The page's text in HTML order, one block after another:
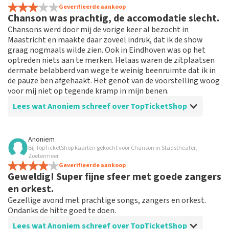
tickets hebt aangeschaft bij TopTicketShop. Reviews met
grof taalgebruik en/of onwaarheden worden niet geplaatst.
Het kan enkele weken duren voordat een review wordt
geplaatst.
Geverifieerde aankoop
Chanson was prachtig, de accomodatie slecht.
Chansons werd door mij de vorige keer al bezocht in
Maastricht en maakte daar zoveel indruk, dat ik de show
graag nogmaals wilde zien. Ook in Eindhoven was op het
optreden niets aan te merken. Helaas waren de zitplaatsen
dermate belabberd van wege te weinig beenruimte dat ik in
de pauze ben afgehaakt. Het genot van de voorstelling woog
voor mij niet op tegende kramp in mijn benen.
Lees wat Anoniem schreef over TopTicketShop
Beoordeling van Anoniem over
Reservering verliep prima.
Prima ervaring met TopTicketService, bestellen,
betalen en de ontvangst van tickets verliep perfect.
Alleen nooit meer in Eindhoven.
Anoniem
Bij TopTicketShop kaarten gekocht voor Chanson in Stadstheater,
Zoetermeer
Geverifieerde aankoop
Geweldig! Super fijne sfeer met goede zangers
en orkest.
Gezellige avond met prachtige songs, zangers en orkest.
Ondanks de hitte goed te doen.
Lees wat Anoniem schreef over TopTicketShop